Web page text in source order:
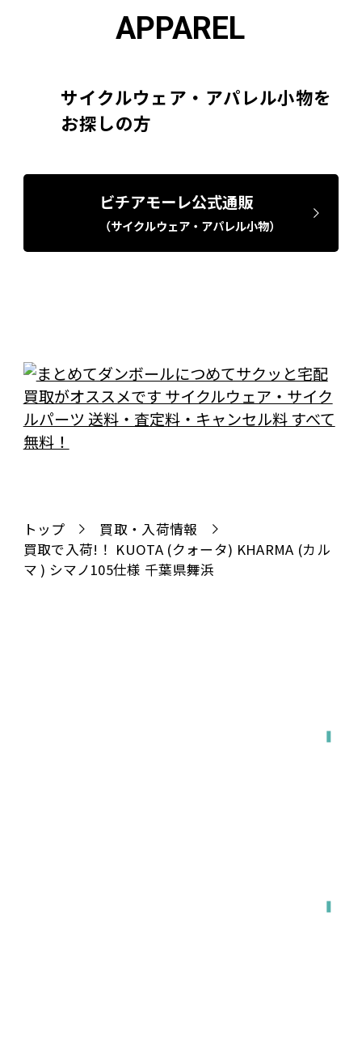
APPAREL
サイクルウェア・アパレル小物を
お探しの方
ビチアモーレ公式通販
（サイクルウェア・アパレル小物）
トップ
買取・入荷情報
買取で入荷!！ KUOTA (クォータ) KHARMA (カル
マ ) シマノ105仕様 千葉県舞浜